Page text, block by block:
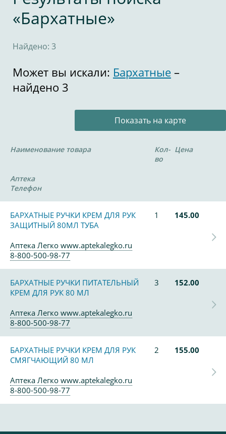
«Бархатные»
Найдено: 3
Может вы искали: Бархатные –
найдено 3
Показать на карте
Наименование товара
Кол-
во
Цена
Аптека
Телефон
БАРХАТНЫЕ РУЧКИ КРЕМ ДЛЯ РУК
ЗАЩИТНЫЙ 80МЛ ТУБА
1 145.00
Аптека Легко www.aptekalegko.ru
8-800-500-98-77
БАРХАТНЫЕ РУЧКИ ПИТАТЕЛЬНЫЙ
КРЕМ ДЛЯ РУК 80 МЛ
3 152.00
Аптека Легко www.aptekalegko.ru
8-800-500-98-77
БАРХАТНЫЕ РУЧКИ КРЕМ ДЛЯ РУК
СМЯГЧАЮЩИЙ 80 МЛ
2 155.00
Аптека Легко www.aptekalegko.ru
8-800-500-98-77